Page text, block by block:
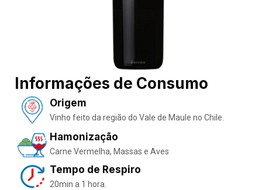
Informações de Consumo
Origem
Vinho feito da região do Vale de Maule no Chile.
Hamonização
Carne Vermelha, Massas e Aves
Tempo de Respiro
20min a 1 hora.